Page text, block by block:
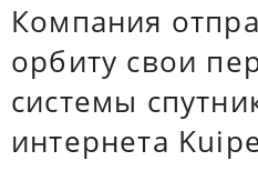
Компания
орбиту свои
системы
интернета